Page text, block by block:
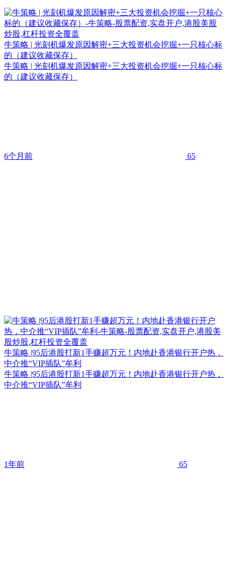
牛策略 | 光刻机爆发原因解密+三大投资机会挖掘+一只核心标
的（建议收藏保存）
牛策略 | 光刻机爆发原因解密+三大投资机会挖掘+一只核心标
的（建议收藏保存）
6个月前 65
牛策略 |95后港股打新1手赚超万元！内地赴香港银行开户热，
中介推“VIP插队”牟利
牛策略 |95后港股打新1手赚超万元！内地赴香港银行开户热，
中介推“VIP插队”牟利
1年前 65